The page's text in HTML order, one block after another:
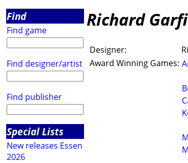
Find
Find game
Find designer/artist
Find publisher
Special Lists
New releases Essen
2026
Richard
Designer:
Award Winning Games: